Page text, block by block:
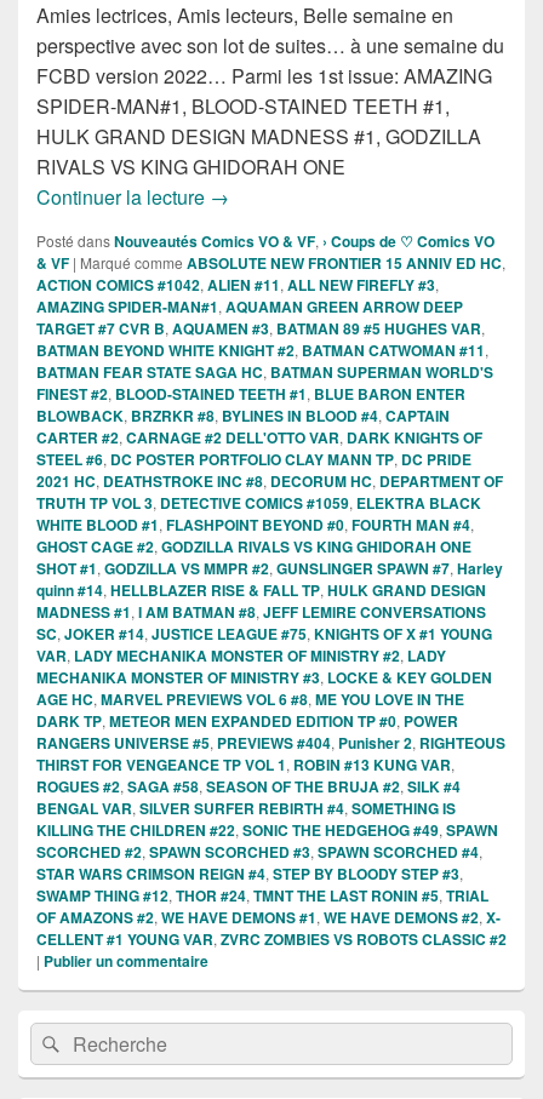
Amies lectrices, Amis lecteurs, Belle semaine en
perspective avec son lot de suites… à une semaine du
FCBD version 2022… Parmi les 1st issue: AMAZING
SPIDER-MAN#1, BLOOD-STAINED TEETH #1,
HULK GRAND DESIGN MADNESS #1, GODZILLA
RIVALS VS KING GHIDORAH ONE
Continuer la lecture Sorties des Comics VO de la semaine
→
Posté dansNouveautés Comics VO & VF, › Coups de ♡ Comics VO
& VF | Marqué comme ABSOLUTE NEW FRONTIER 15 ANNIV ED HC,
ACTION COMICS #1042, ALIEN #11, ALL NEW FIREFLY #3,
AMAZING SPIDER-MAN#1, AQUAMAN GREEN ARROW DEEP
TARGET #7 CVR B, AQUAMEN #3, BATMAN 89 #5 HUGHES VAR,
BATMAN BEYOND WHITE KNIGHT #2, BATMAN CATWOMAN #11,
BATMAN FEAR STATE SAGA HC, BATMAN SUPERMAN WORLD'S
FINEST #2, BLOOD-STAINED TEETH #1, BLUE BARON ENTER
BLOWBACK, BRZRKR #8, BYLINES IN BLOOD #4, CAPTAIN
CARTER #2, CARNAGE #2 DELL'OTTO VAR, DARK KNIGHTS OF
STEEL #6, DC POSTER PORTFOLIO CLAY MANN TP, DC PRIDE
2021 HC, DEATHSTROKE INC #8, DECORUM HC, DEPARTMENT OF
TRUTH TP VOL 3, DETECTIVE COMICS #1059, ELEKTRA BLACK
WHITE BLOOD #1, FLASHPOINT BEYOND #0, FOURTH MAN #4,
GHOST CAGE #2, GODZILLA RIVALS VS KING GHIDORAH ONE
SHOT #1, GODZILLA VS MMPR #2, GUNSLINGER SPAWN #7, Harley
quinn #14, HELLBLAZER RISE & FALL TP, HULK GRAND DESIGN
MADNESS #1, I AM BATMAN #8, JEFF LEMIRE CONVERSATIONS
SC, JOKER #14, JUSTICE LEAGUE #75, KNIGHTS OF X #1 YOUNG
VAR, LADY MECHANIKA MONSTER OF MINISTRY #2, LADY
MECHANIKA MONSTER OF MINISTRY #3, LOCKE & KEY GOLDEN
AGE HC, MARVEL PREVIEWS VOL 6 #8, ME YOU LOVE IN THE
DARK TP, METEOR MEN EXPANDED EDITION TP #0, POWER
RANGERS UNIVERSE #5, PREVIEWS #404, Punisher 2, RIGHTEOUS
THIRST FOR VENGEANCE TP VOL 1, ROBIN #13 KUNG VAR,
ROGUES #2, SAGA #58, SEASON OF THE BRUJA #2, SILK #4
BENGAL VAR, SILVER SURFER REBIRTH #4, SOMETHING IS
KILLING THE CHILDREN #22, SONIC THE HEDGEHOG #49, SPAWN
SCORCHED #2, SPAWN SCORCHED #3, SPAWN SCORCHED #4,
STAR WARS CRIMSON REIGN #4, STEP BY BLOODY STEP #3,
SWAMP THING #12, THOR #24, TMNT THE LAST RONIN #5, TRIAL
OF AMAZONS #2, WE HAVE DEMONS #1, WE HAVE DEMONS #2, X-
CELLENT #1 YOUNG VAR, ZVRC ZOMBIES VS ROBOTS CLASSIC #2
| Publier un commentaire
Zone
principale
de
widget
Recherche :Rechercher